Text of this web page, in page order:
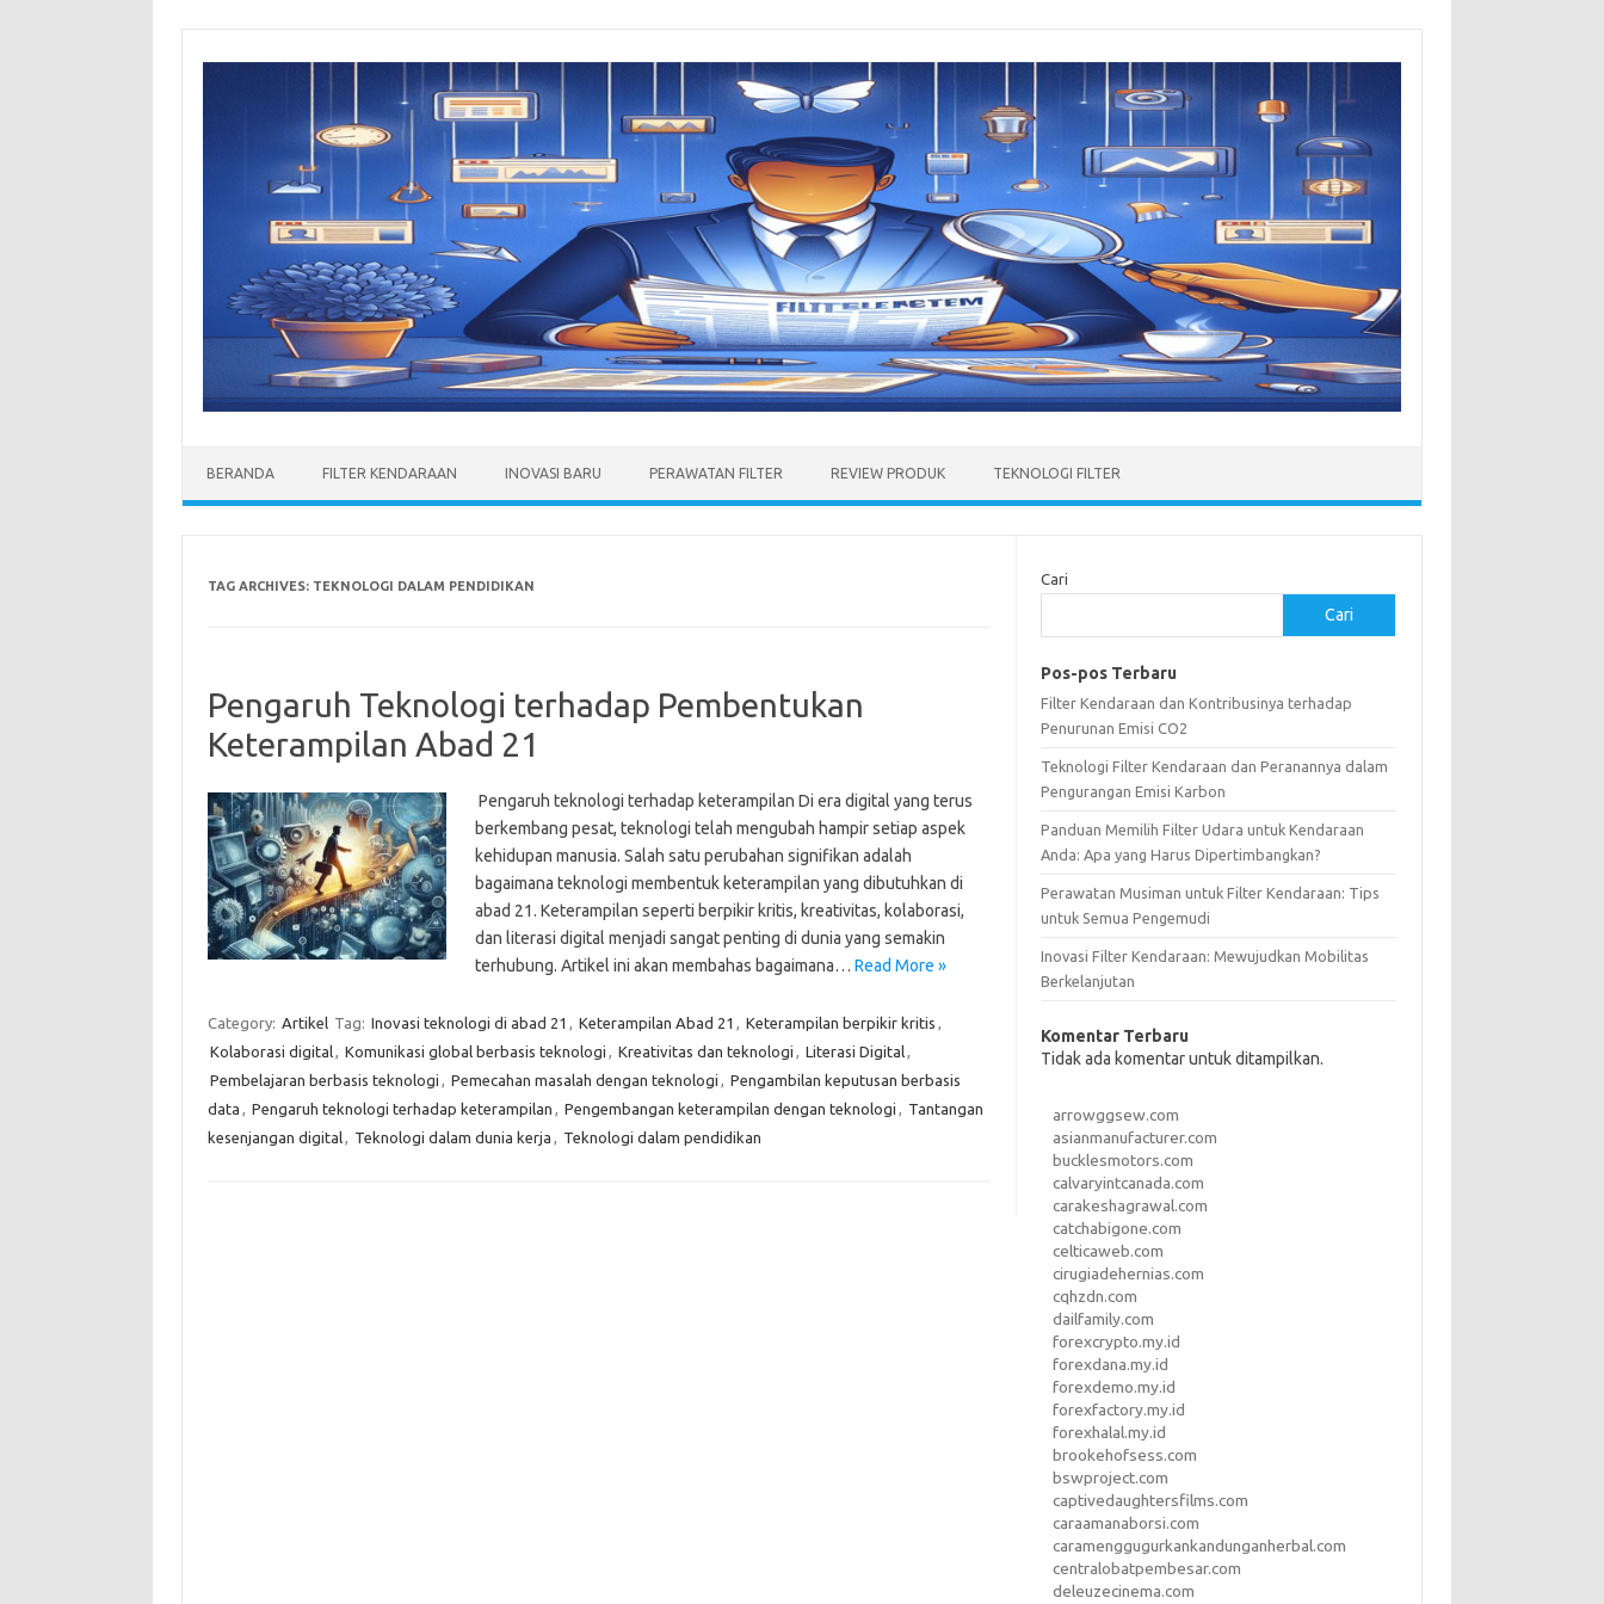
BERANDA FILTER KENDARAAN INOVASI BARU PERAWATAN FILTER REVIEW PRODUK TEKNOLOGI FILTER
TAG ARCHIVES: TEKNOLOGI DALAM PENDIDIKAN
Pengaruh Teknologi terhadap Pembentukan
Keterampilan Abad 21
Pengaruh teknologi terhadap keterampilan Di era digital yang terus
berkembang pesat, teknologi telah mengubah hampir setiap aspek
kehidupan manusia. Salah satu perubahan signifikan adalah
bagaimana teknologi membentuk keterampilan yang dibutuhkan di
abad 21. Keterampilan seperti berpikir kritis, kreativitas, kolaborasi,
dan literasi digital menjadi sangat penting di dunia yang semakin
terhubung. Artikel ini akan membahas bagaimana… Read More »
Category: Artikel Tag: Inovasi teknologi di abad 21 , Keterampilan Abad 21 , Keterampilan berpikir kritis ,
Kolaborasi digital, Komunikasi global berbasis teknologi , Kreativitas dan teknologi , Literasi Digital,
Pembelajaran berbasis teknologi , Pemecahan masalah dengan teknologi , Pengambilan keputusan berbasis
data , Pengaruh teknologi terhadap keterampilan , Pengembangan keterampilan dengan teknologi , Tantangan
kesenjangan digital, Teknologi dalam dunia kerja , Teknologi dalam pendidikan
Cari
Cari
Pos-pos Terbaru
Filter Kendaraan dan Kontribusinya terhadap
Penurunan Emisi CO2
Teknologi Filter Kendaraan dan Peranannya dalam
Pengurangan Emisi Karbon
Panduan Memilih Filter Udara untuk Kendaraan
Anda: Apa yang Harus Dipertimbangkan?
Perawatan Musiman untuk Filter Kendaraan: Tips
untuk Semua Pengemudi
Inovasi Filter Kendaraan: Mewujudkan Mobilitas
Berkelanjutan
Komentar Terbaru
Tidak ada komentar untuk ditampilkan.
arrowggsew.com
asianmanufacturer.com
bucklesmotors.com
calvaryintcanada.com
carakeshagrawal.com
catchabigone.com
celticaweb.com
cirugiadehernias.com
cqhzdn.com
dailfamily.com
forexcrypto.my.id
forexdana.my.id
forexdemo.my.id
forexfactory.my.id
forexhalal.my.id
brookehofsess.com
bswproject.com
captivedaughtersfilms.com
caraamanaborsi.com
caramenggugurkankandunganherbal.com
centralobatpembesar.com
deleuzecinema.com